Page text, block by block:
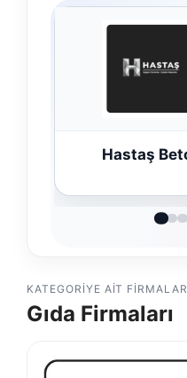
Hastaş Beton
KATEGORIYE AIT FIRMALAR
Gıda Firmaları